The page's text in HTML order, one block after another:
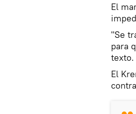
El
"Se
para
texto.
El